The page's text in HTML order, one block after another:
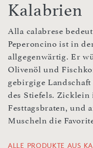
Kalabrien
Alla calabrese
Peperoncino ist in
allgegenwärtig. Er
Olivenöl und
gebirgige
des Stiefels.
Festtagsbraten, und
Muscheln die
ALLE PRODUKTE AUS